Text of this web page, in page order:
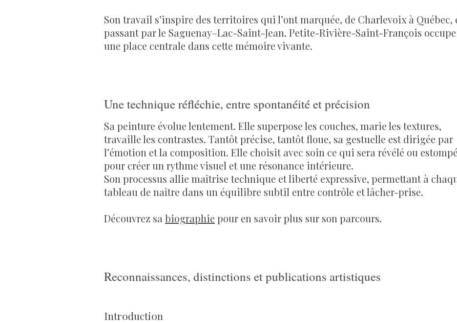
Son travail s’inspire des territoires qui l’ont marquée, de Charlevoix à Québec,
passant par le Saguenay–Lac-Saint-Jean. Petite-Rivière-Saint-François occupe
une place centrale dans cette mémoire vivante.
Une technique réfléchie, entre spontanéité et précision
Sa peinture évolue lentement. Elle superpose les couches, marie les textures,
travaille les contrastes. Tantôt précise, tantôt floue, sa gestuelle est dirigée par
l’émotion et la composition. Elle choisit avec soin ce qui sera révélé ou
pour créer un rythme visuel et une résonance intérieure.
Son processus allie maîtrise technique et liberté expressive, permettant à
tableau de naître dans un équilibre subtil entre contrôle et lâcher-prise.
Découvrez sa biographie pour en savoir plus sur son parcours.
Reconnaissances, distinctions et publications artistiques
Introduction